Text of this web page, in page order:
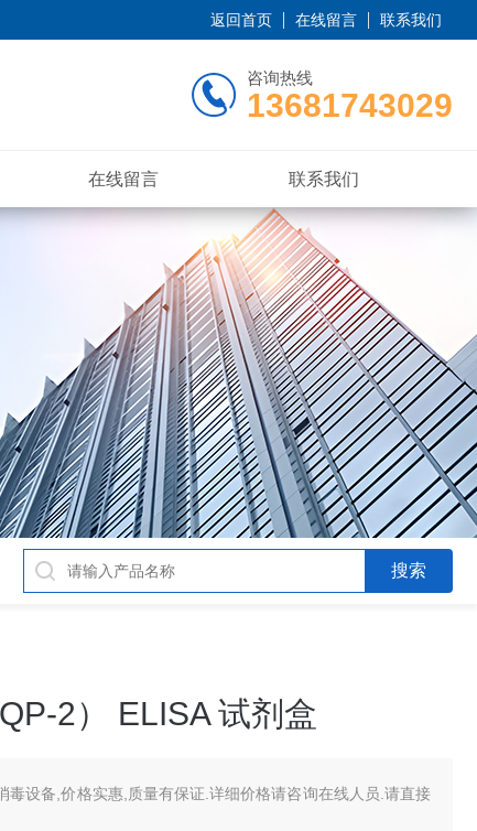
返回首页 在线留言 联系我们
咨询热线
13681743029
在线留言 联系我们
2） ELISA 试剂盒
毒设备,价格实惠,质量有保证.详细价格请咨询在线人员.请直接